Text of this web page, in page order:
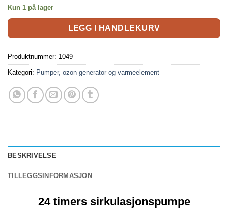
Kun 1 på lager
LEGG I HANDLEKURV
Produktnummer: 1049
Kategori: Pumper, ozon generator og varmeelement
BESKRIVELSE
TILLEGGSINFORMASJON
24 timers sirkulasjonspumpe